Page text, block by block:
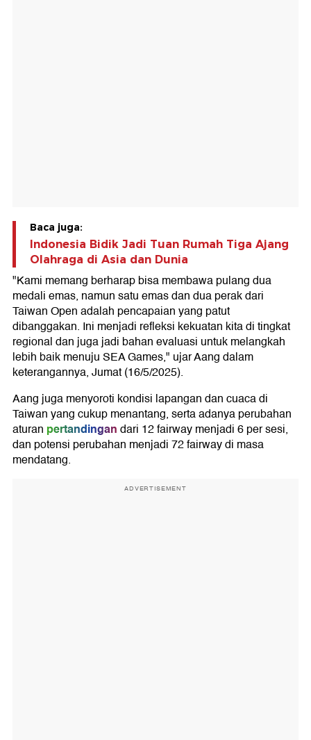
Baca juga:
Indonesia Bidik Jadi Tuan Rumah Tiga Ajang
Olahraga di Asia dan Dunia
"Kami memang berharap bisa membawa pulang dua
medali emas, namun satu emas dan dua perak dari
Taiwan Open adalah pencapaian yang patut
dibanggakan. Ini menjadi refleksi kekuatan kita di tingkat
regional dan juga jadi bahan evaluasi untuk melangkah
lebih baik menuju SEA Games," ujar Aang dalam
keterangannya, Jumat (16/5/2025).
Aang juga menyoroti kondisi lapangan dan cuaca di
Taiwan yang cukup menantang, serta adanya perubahan
aturan pertandingandari 12 fairway menjadi 6 per sesi,
dan potensi perubahan menjadi 72 fairway di masa
mendatang.
ADVERTISEMENT